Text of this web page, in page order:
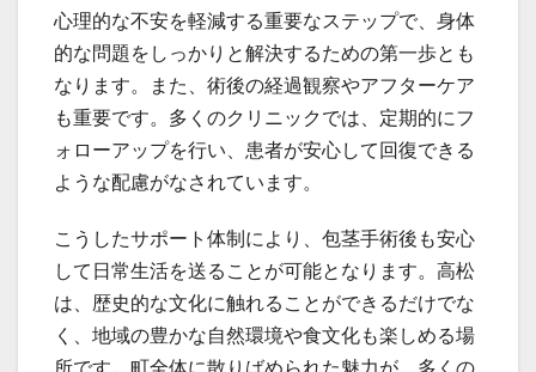
心理的な不安を軽減する重要なステップで、身体
的な問題をしっかりと解決するための第一歩とも
なります。また、術後の経過観察やアフターケア
も重要です。多くのクリニックでは、定期的にフ
ォローアップを行い、患者が安心して回復できる
ような配慮がなされています。
こうしたサポート体制により、包茎手術後も安心
して日常生活を送ることが可能となります。高松
は、歴史的な文化に触れることができるだけでな
く、地域の豊かな自然環境や食文化も楽しめる場
所です。町全体に散りばめられた魅力が、多くの